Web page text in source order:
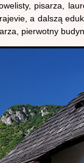
pisarza,
a dalszą
pierwotny